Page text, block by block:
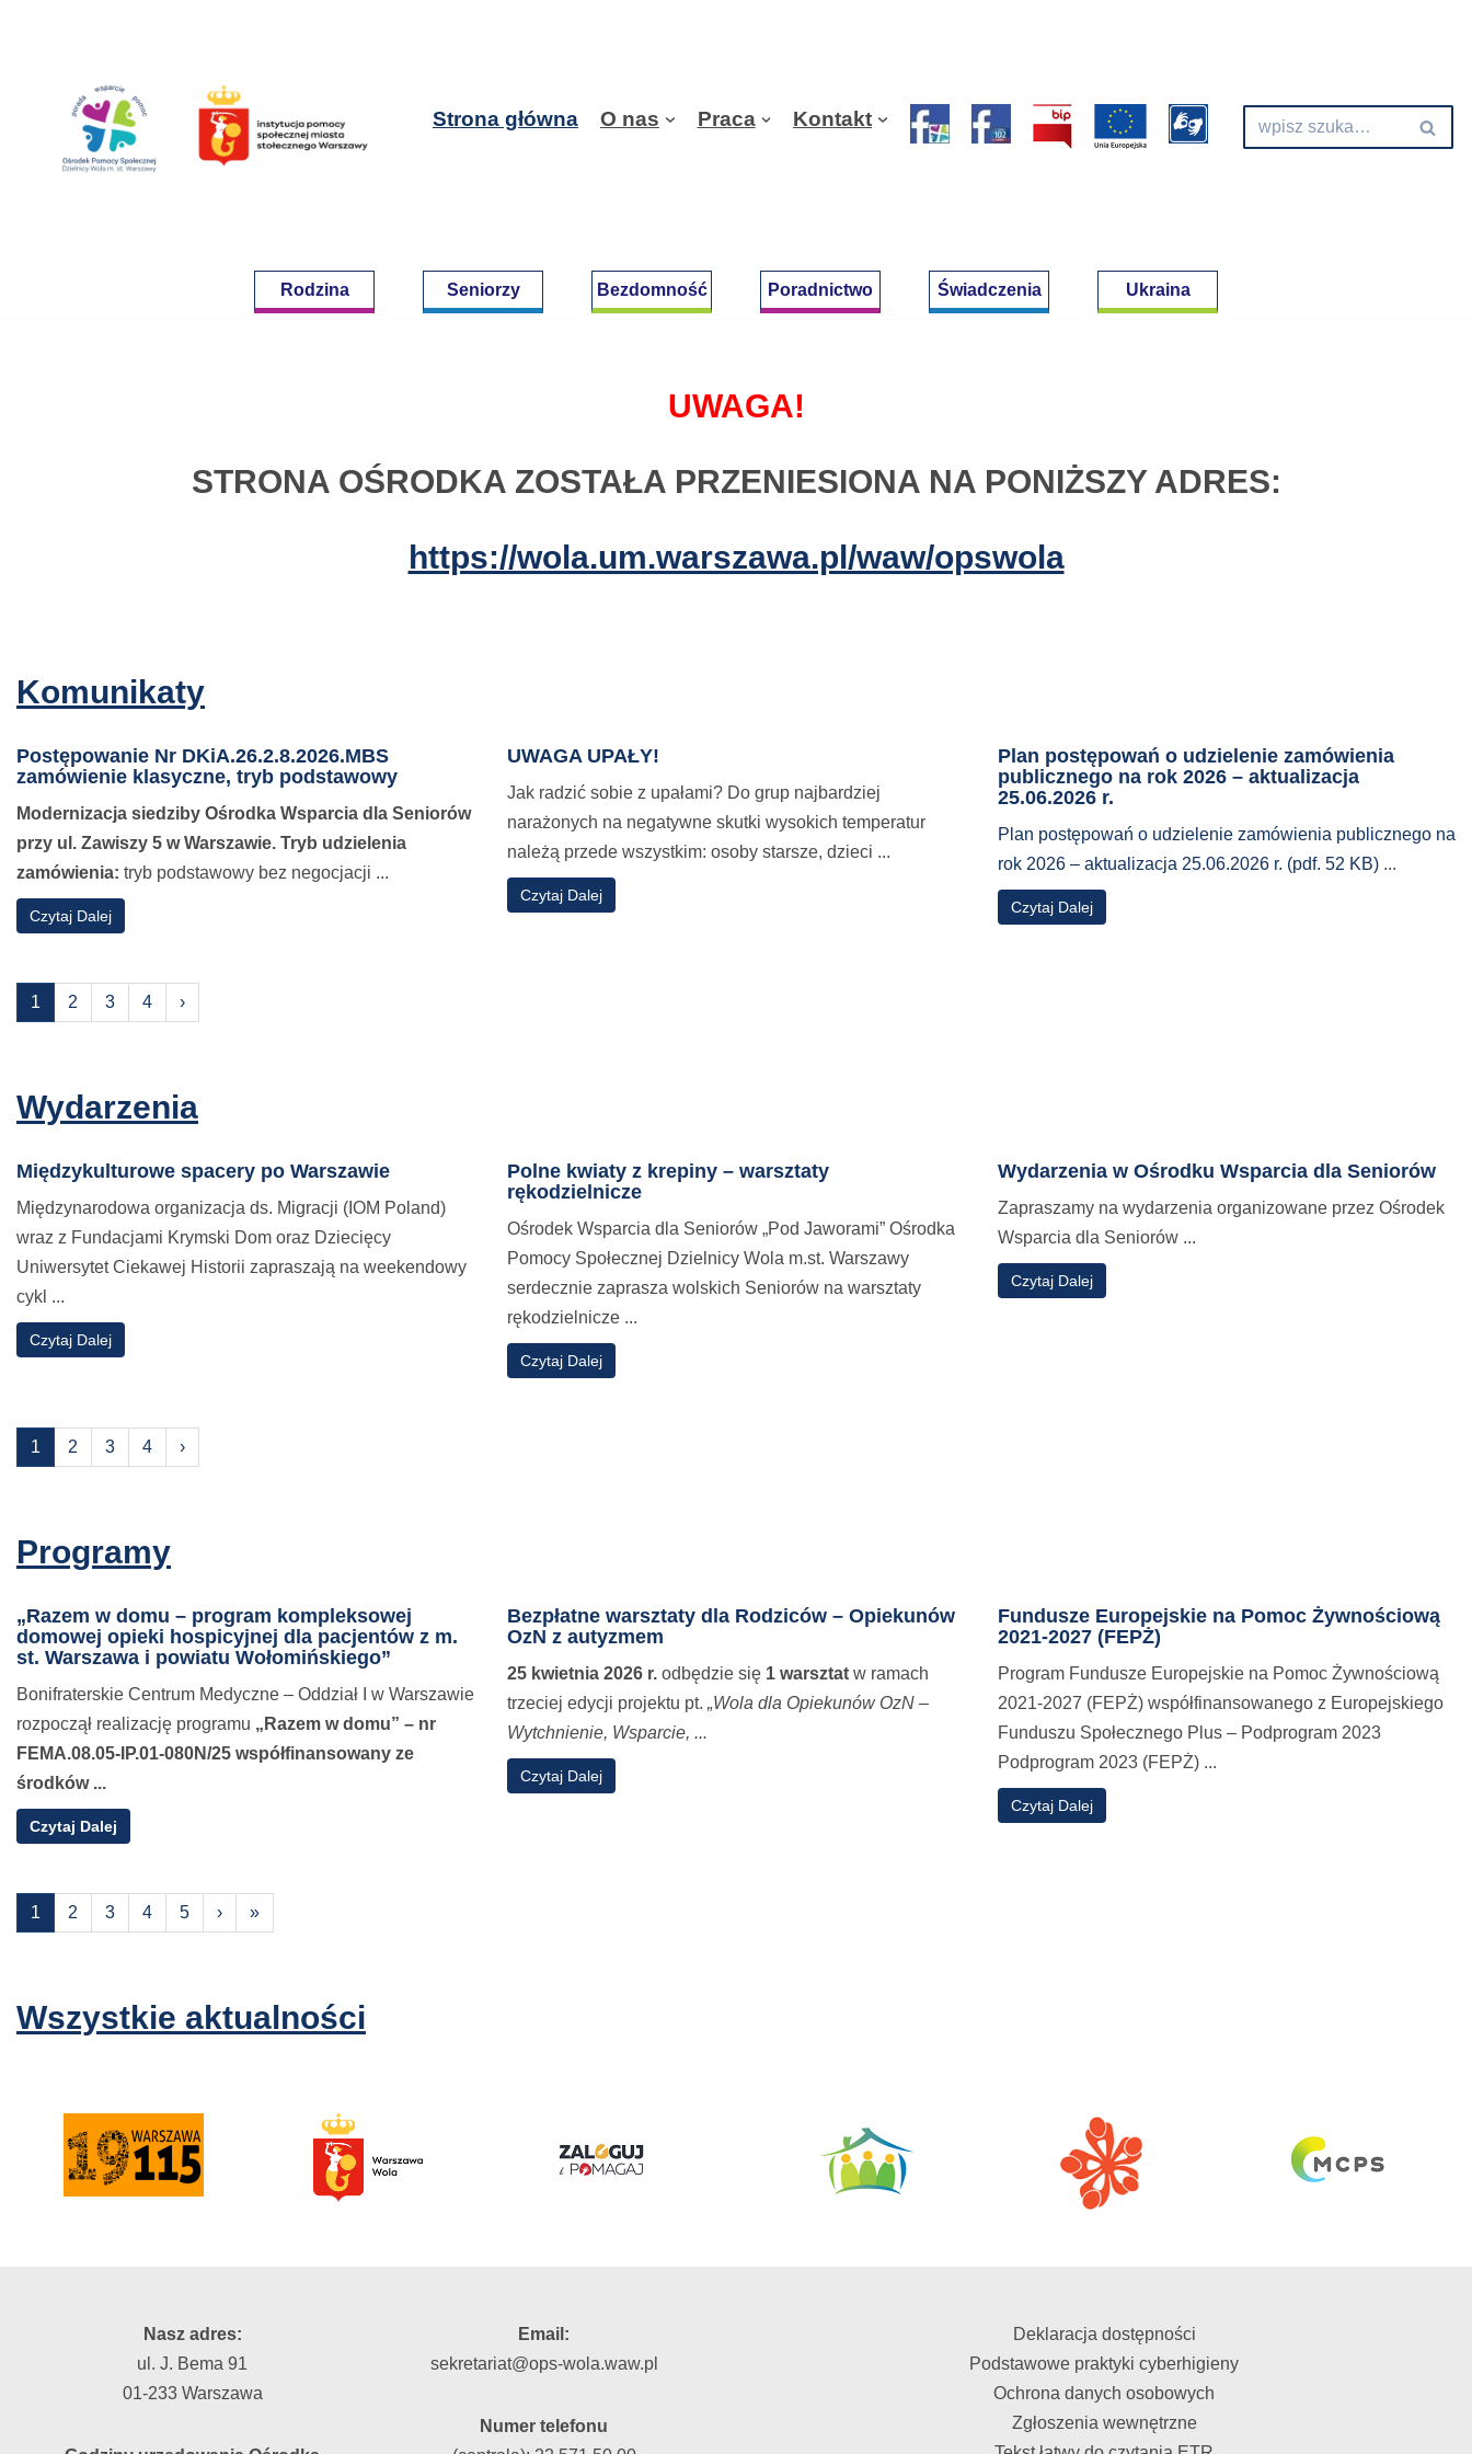
Strona główna O nas Praca Kontakt
Rodzina Seniorzy Bezdomność Poradnictwo Świadczenia Ukraina
UWAGA!
STRONA OŚRODKA ZOSTAŁA PRZENIESIONA NA PONIŻSZY ADRES:
https://wola.um.warszawa.pl/waw/opswola
Komunikaty
Postępowanie Nr DKiA.26.2.8.2026.MBS
zamówienie klasyczne, tryb podstawowy
Modernizacja siedziby Ośrodka Wsparcia dla Seniorów
przy ul. Zawiszy 5 w Warszawie. Tryb udzielenia
zamówienia: tryb podstawowy bez negocjacji ...
Czytaj Dalejo
UWAGA UPAŁY!
Jak radzić sobie z upałami? Do grup najbardziej
narażonych na negatywne skutki wysokich temperatur
należą przede wszystkim: osoby starsze, dzieci ...
Czytaj Dalejo
Plan postępowań o udzielenie zamówienia
publicznego na rok 2026 – aktualizacja
25.06.2026 r.
Plan postępowań o udzielenie zamówienia publicznego na
rok 2026 – aktualizacja 25.06.2026 r. (pdf. 52 KB) ...
Czytaj Dalejo
1 2 3 4 ›
Wydarzenia
Międzykulturowe spacery po Warszawie
Międzynarodowa organizacja ds. Migracji (IOM Poland)
wraz z Fundacjami Krymski Dom oraz Dziecięcy
Uniwersytet Ciekawej Historii zapraszają na weekendowy
cykl ...
Czytaj Dalejo
Polne kwiaty z krepiny – warsztaty
rękodzielnicze
Ośrodek Wsparcia dla Seniorów „Pod Jaworami” Ośrodka
Pomocy Społecznej Dzielnicy Wola m.st. Warszawy
serdecznie zaprasza wolskich Seniorów na warsztaty
rękodzielnicze ...
Czytaj Dalejo
Wydarzenia w Ośrodku Wsparcia dla Seniorów
Zapraszamy na wydarzenia organizowane przez Ośrodek
Wsparcia dla Seniorów ...
Czytaj Dalejo
1 2 3 4 ›
Programy
„Razem w domu – program kompleksowej
domowej opieki hospicyjnej dla pacjentów z m.
st. Warszawa i powiatu Wołomińskiego”
Bonifraterskie Centrum Medyczne – Oddział I w Warszawie
rozpoczął realizację programu „Razem w domu” – nr
FEMA.08.05-IP.01-080N/25 współfinansowany ze
środków ...
Czytaj Dalej
Bezpłatne warsztaty dla Rodziców – Opiekunów
OzN z autyzmem
25 kwietnia 2026 r. odbędzie się 1 warsztat w ramach
trzeciej edycji projektu pt. „Wola dla Opiekunów OzN –
Wytchnienie, Wsparcie, ...
Czytaj Dalejo
Fundusze Europejskie na Pomoc Żywnościową
2021-2027 (FEPŻ)
Program Fundusze Europejskie na Pomoc Żywnościową
2021-2027 (FEPŻ) współfinansowanego z Europejskiego
Funduszu Społecznego Plus – Podprogram 2023
Podprogram 2023 (FEPŻ) ...
Czytaj Dalejo
1 2 3 4 5 › »
Wszystkie aktualności
Nasz adres:
ul. J. Bema 91
01-233 Warszawa
Email:
sekretariat@ops-wola.waw.pl
Numer telefonu
Deklaracja dostępności
Podstawowe praktyki cyberhigieny
Ochrona danych osobowych
Zgłoszenia wewnętrzne